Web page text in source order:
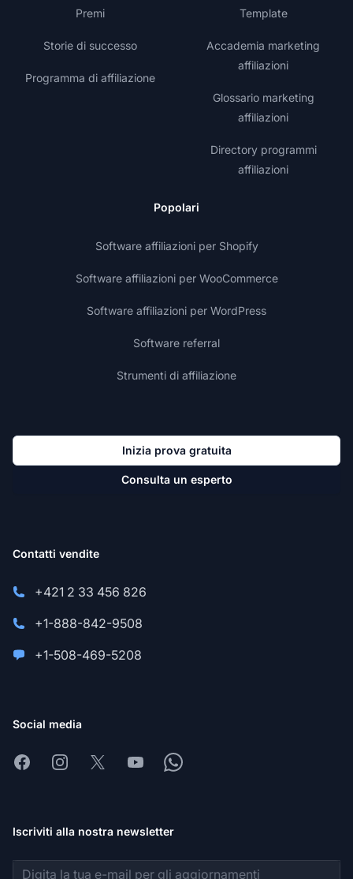
Premi
Storie di successo
Programma di affiliazione
Template
Accademia marketing
affiliazioni
Glossario marketing
affiliazioni
Directory programmi
affiliazioni
Popolari
Software affiliazioni per Shopify
Software affiliazioni per WooCommerce
Software affiliazioni per WordPress
Software referral
Strumenti di affiliazione
Inizia prova gratuita
Consulta un esperto
Contatti vendite
+421 2 33 456 826
+1-888-842-9508
+1-508-469-5208
Social media
FacebookInstagram
X YoutubeWhatsapp
Iscriviti alla nostra newsletter
Indirizzo email